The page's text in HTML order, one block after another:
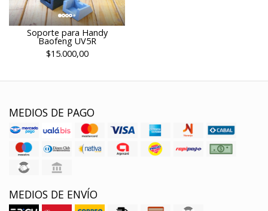
Soporte para Handy
Baofeng UV5R
$15.000,00
MEDIOS DE PAGO
MEDIOS DE ENVÍO